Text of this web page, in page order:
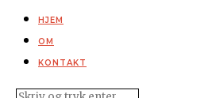
HJEM
OM
KONTAKT